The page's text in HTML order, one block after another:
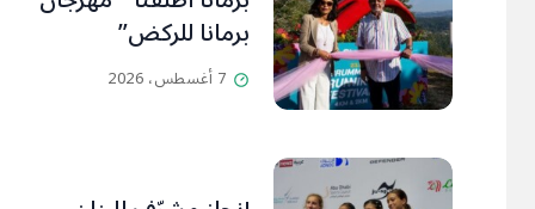
برمانا للركض”
7 أغسطس، 2026